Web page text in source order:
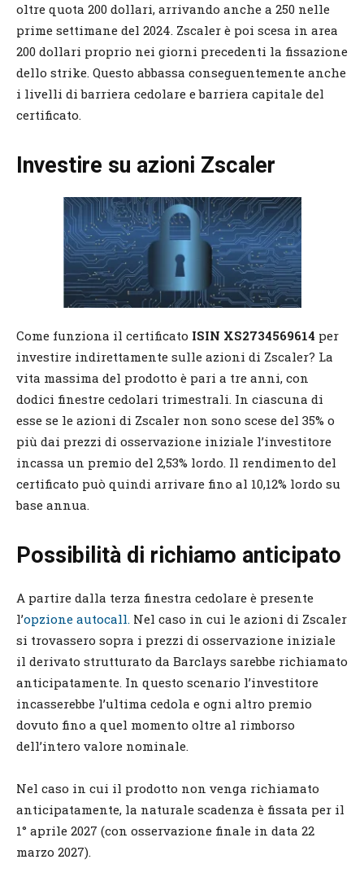
oltre quota 200 dollari, arrivando anche a 250 nelle
prime settimane del 2024. Zscaler è poi scesa in area
200 dollari proprio nei giorni precedenti la fissazione
dello strike. Questo abbassa conseguentemente anche
i livelli di barriera cedolare e barriera capitale del
certificato.
Investire su azioni Zscaler
Come funziona il certificato ISIN XS2734569614 per
investire indirettamente sulle azioni di Zscaler? La
vita massima del prodotto è pari a tre anni, con
dodici finestre cedolari trimestrali. In ciascuna di
esse se le azioni di Zscaler non sono scese del 35% o
più dai prezzi di osservazione iniziale l’investitore
incassa un premio del 2,53% lordo. Il rendimento del
certificato può quindi arrivare fino al 10,12% lordo su
base annua.
Possibilità di richiamo anticipato
A partire dalla terza finestra cedolare è presente
l’opzione autocall. Nel caso in cui le azioni di Zscaler
si trovassero sopra i prezzi di osservazione iniziale
il derivato strutturato da Barclays sarebbe richiamato
anticipatamente. In questo scenario l’investitore
incasserebbe l’ultima cedola e ogni altro premio
dovuto fino a quel momento oltre al rimborso
dell’intero valore nominale.
Nel caso in cui il prodotto non venga richiamato
anticipatamente, la naturale scadenza è fissata per il
1° aprile 2027 (con osservazione finale in data 22
marzo 2027).